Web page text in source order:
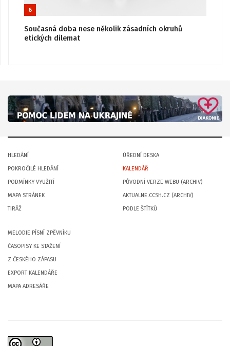
6
Současná doba nese několik zásadních okruhů
etických dilemat
HLEDÁNÍ
POKROČILÉ HLEDÁNÍ
PODMÍNKY VYUŽITÍ
MAPA STRÁNEK
TIRÁŽ
ÚŘEDNÍ DESKA
KALENDÁŘ
PŮVODNÍ VERZE WEBU (ARCHIV)
AKTUALNE.CCSH.CZ (ARCHIV)
PODLE ŠTÍTKŮ
MELODIE PÍSNÍ ZPĚVNÍKU
ČASOPISY KE STAŽENÍ
Z ČESKÉHO ZÁPASU
EXPORT KALENDÁŘE
MAPA ADRESÁŘE